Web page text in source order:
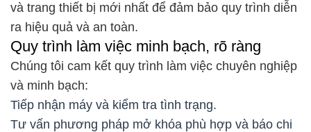
và trang thiết bị mới nhất để đảm bảo quy trình diễn
ra hiệu quả và an toàn.
Quy trình làm việc minh bạch, rõ ràng
Chúng tôi cam kết quy trình làm việc chuyên nghiệp
và minh bạch:
Tiếp nhận máy và kiểm tra tình trạng.
Tư vấn phương pháp mở khóa phù hợp và báo chi